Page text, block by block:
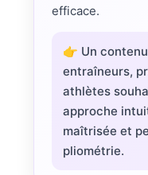
efficace.
👉 Un
entraîneurs,
athlètes
approche
maîtrisée et
pliométrie.